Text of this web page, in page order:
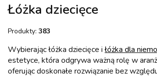
Łóżka dziecięce
Produkty: 383
Wybierając łóżka dziecięce iłóżka dla
estetyce, która odgrywa ważną rolę w
oferując doskonałe rozwiązanie bez